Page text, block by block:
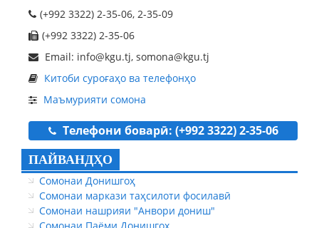
(+992 3322) 2-35-06, 2-35-09
(+992 3322) 2-35-06
Email: info@kgu.tj, somona@kgu.tj
Китоби суроғаҳо ва телефонҳо
Маъмурияти сомона
Телефони боварӣ: (+992 3322) 2-35-06
ПАЙВАНДҲО
Сомонаи Донишгоҳ
Сомонаи маркази таҳсилоти фосилавӣ
Сомонаи нашрияи "Анвори дониш"